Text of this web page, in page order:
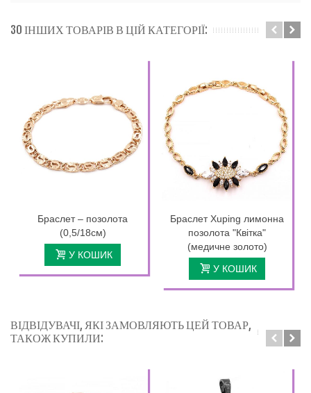
30 ІНШИХ ТОВАРІВ В ЦІЙ КАТЕГОРІЇ:
Браслет – позолота
(0,5/18см)
У КОШИК
Браслет Xuping лимонна
позолота "Квітка"
(медичне золото)
У КОШИК
ВІДВІДУВАЧІ, ЯКІ ЗАМОВЛЯЮТЬ ЦЕЙ ТОВАР,
ТАКОЖ КУПИЛИ: